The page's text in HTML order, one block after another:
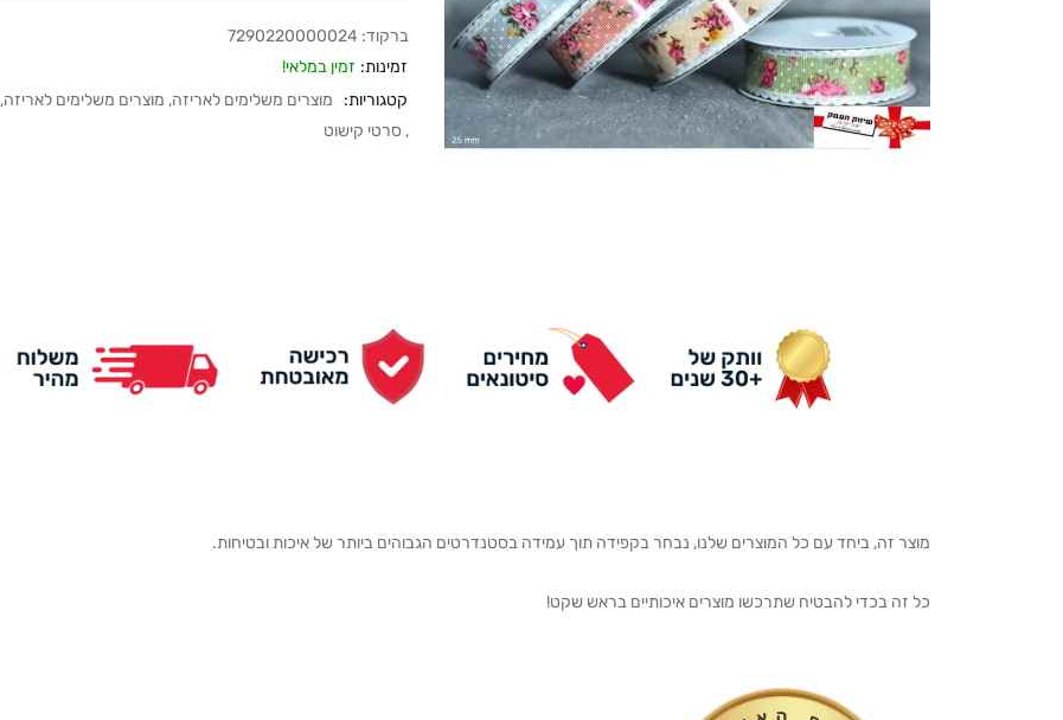
ברקוד: 7290220000024
זמינות: זמין במלאי!
קטגוריות:
מוצרים משלימים לאריזה, מוצרים משלימים לאריזה,
, סרטי קישוט
מוצר זה, ביחד עם כל המוצרים שלנו, נבחר בקפידה תוך עמידה בסטנדרטים הגבוהים ביותר של איכות ובטיחות.
כל זה בכדי להבטיח שתרכשו מוצרים איכותיים בראש שקט!